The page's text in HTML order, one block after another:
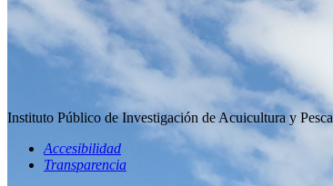
Instituto Público de Investigación de Acuicultura y Pesca
Accesibilidad
Transparencia